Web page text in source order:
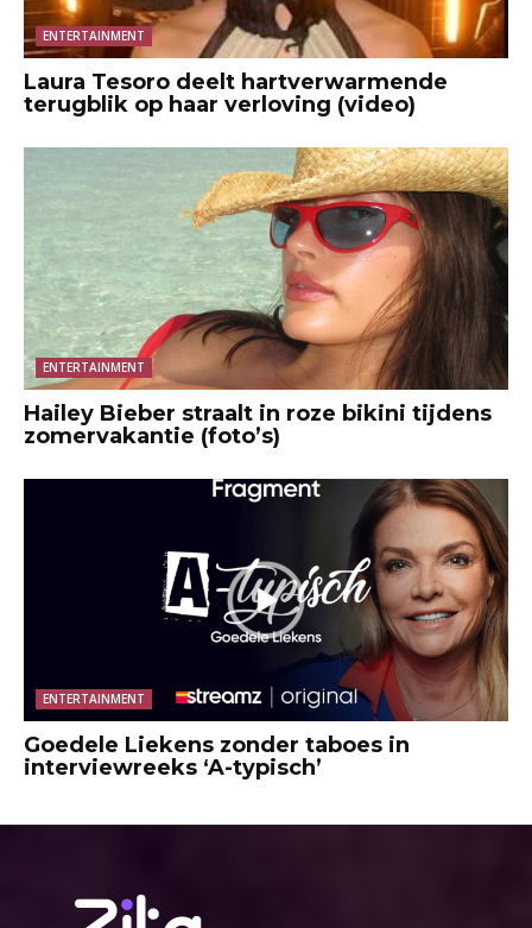
ENTERTAINMENT
Laura Tesoro deelt hartverwarmende
terugblik op haar verloving (video)
ENTERTAINMENT
Hailey Bieber straalt in roze bikini tijdens
zomervakantie (foto’s)
ENTERTAINMENT
Goedele Liekens zonder taboes in
interviewreeks ‘A-typisch’